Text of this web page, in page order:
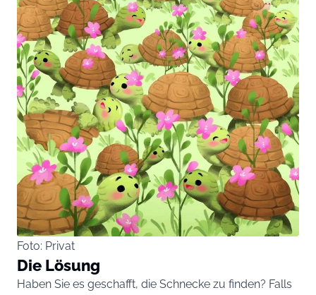
Foto: Privat
Die Lösung
Haben Sie es geschafft, die Schnecke zu finden? Falls